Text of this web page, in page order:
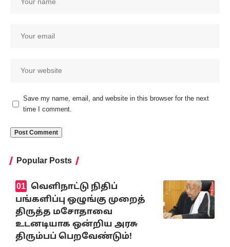
Save my name, email, and website in this browser for the next
time I comment.
Popular Posts
வெளிநாட்டு நிதிப்
பங்களிப்பு ஒழுங்கு முறைத்
திருத்த மசோதாவை
உடனடியாக ஒன்றிய அரசு
திரும்பப் பெறவேண்டும்!